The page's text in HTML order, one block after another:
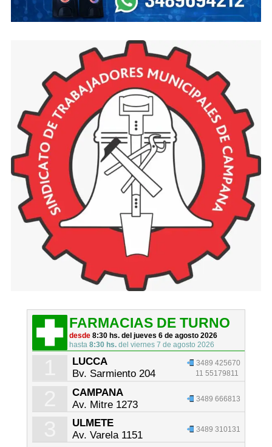
FARMACIAS DE TURNO
desde8:30 hs. del jueves 6 de agosto 2026
hasta8:30 hs. del viernes 7 de agosto 2026
LUCCA
Bv. Sarmiento 204
3489 425670
11 55179811
CAMPANA
Av. Mitre 1273
3489 666813
ULMETE
Av. Varela 1151
3489 310131